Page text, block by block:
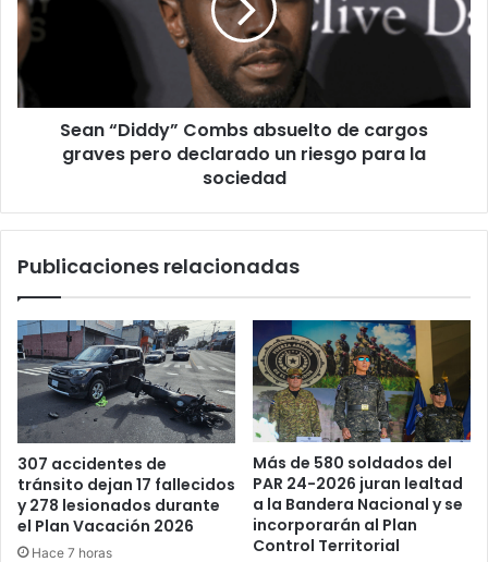
de
cargos
graves
pero
declarado
sociedad
Sean “Diddy” Combs absuelto de cargos
graves pero declarado un riesgo para la
sociedad
Publicaciones relacionadas
307 accidentes de
tránsito dejan 17 fallecidos
y 278 lesionados durante
el Plan Vacación 2026
Hace 7 horas
Más de 580 soldados del
PAR 24-2026 juran lealtad
a la Bandera Nacional y se
incorporarán al Plan
Control Territorial